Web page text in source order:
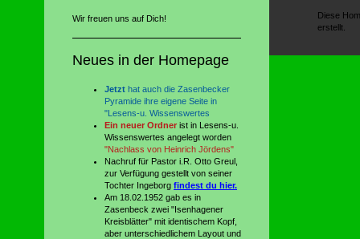
Wir freuen uns auf Dich!
Neues in der Homepage
Jetzt hat auch die Zasenbecker
Pyramide ihre eigene Seite in
"Lesens-u. Wissenswertes
Ein neuer Ordner ist in Lesens-u.
Wissenswertes angelegt worden
"Nachlass von Heinrich Jördens"
Nachruf für Pastor i.R. Otto Greul,
zur Verfügung gestellt von seiner
Tochter Ingeborg findest du hier.
Am 18.02.1952 gab es in
Zasenbeck zwei "Isenhagener
Kreisblätter" mit identischem Kopf,
aber unterschiedlichem Layout und
Diese
erstellt.